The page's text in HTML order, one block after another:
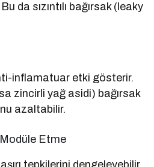
da sızıntılı bağırsak (leaky
inflamatuar etki gösterir.
zincirli yağ asidi) bağırsak
azaltabilir.
Modüle Etme